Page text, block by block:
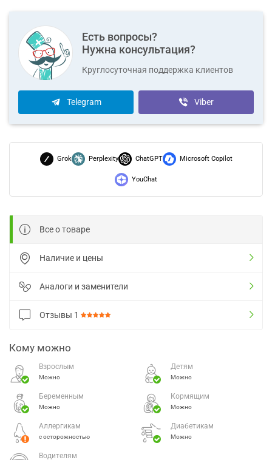
Есть вопросы?
Нужна консультация?
Круглосуточная поддержка клиентов
Telegram Viber
Grok Perplexity ChatGPT Microsoft Copilot
YouChat
Все о товаре
Наличие и цены
Аналоги и заменители
Отзывы 1
Кому можно
Взрослым
Можно
Детям
Можно
Беременным
Можно
Кормящим
Можно
Аллергикам
с осторожностью
Диабетикам
Можно
Водителям